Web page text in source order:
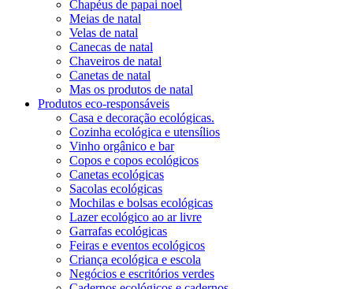
Chapéus de papai noel
Meias de natal
Velas de natal
Canecas de natal
Chaveiros de natal
Canetas de natal
Mas os produtos de natal
Produtos eco-responsáveis
Casa e decoração ecológicas.
Cozinha ecológica e utensílios
Vinho orgânico e bar
Copos e copos ecológicos
Canetas ecológicas
Sacolas ecológicas
Mochilas e bolsas ecológicas
Lazer ecológico ao ar livre
Garrafas ecológicas
Feiras e eventos ecológicos
Criança ecológica e escola
Negócios e escritórios verdes